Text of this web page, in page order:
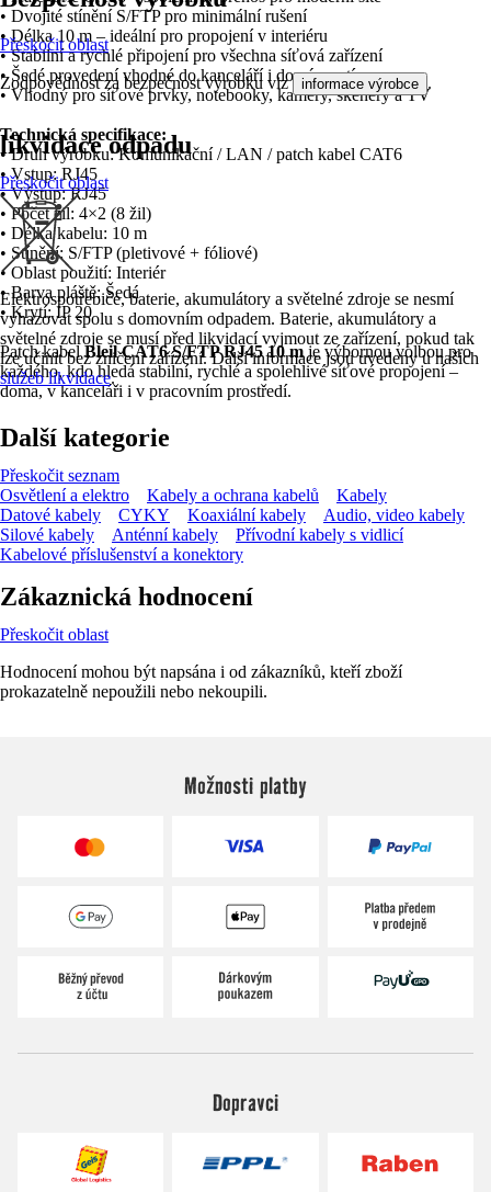
• Dvojité stínění S/FTP pro minimální rušení
• Délka 10 m – ideální pro propojení v interiéru
• Stabilní a rychlé připojení pro všechna síťová zařízení
• Šedé provedení vhodné do kanceláří i domácností
• Vhodný pro síťové prvky, notebooky, kamery, skenery a TV
Technická specifikace:
• Druh výrobku: Komunikační / LAN / patch kabel CAT6
• Vstup: RJ45
• Výstup: RJ45
• Počet žil: 4×2 (8 žil)
• Délka kabelu: 10 m
• Stínění: S/FTP (pletivové + fóliové)
• Oblast použití: Interiér
• Barva pláště: Šedá
• Krytí: IP 20
Patch kabelBleil CAT6 S/FTP RJ45 10 mje výbornou volbou pro
každého, kdo hledá stabilní, rychlé a spolehlivé síťové propojení –
doma, v kanceláři i v pracovním prostředí.
Přeskočit oblast
Zodpovědnost za bezpečnost výrobku viz informace výrobce .
likvidace odpadu
Přeskočit oblast
Elektrospotřebiče, baterie, akumulátory a světelné zdroje se nesmí
vyhazovat spolu s domovním odpadem. Baterie, akumulátory a
světelné zdroje se musí před likvidací vyjmout ze zařízení, pokud tak
lze učinit bez zničení zařízení. Další informace jsou uvedeny u našich
služeb likvidace.
Další kategorie
Přeskočit seznam
Osvětlení a elektro
Kabely a ochrana kabelů
Kabely
Datové kabely
CYKY Koaxiální kabely
Audio, video kabely
Silové kabely
Anténní kabely
Přívodní kabely s vidlicí
Kabelové příslušenství a konektory
Zákaznická hodnocení
Přeskočit oblast
Hodnocení mohou být napsána i od zákazníků, kteří zboží
prokazatelně nepoužili nebo nekoupili.
Možnosti platby
Dopravci